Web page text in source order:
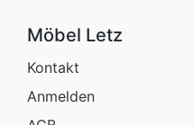
Möbel Letz
Kontakt
Anmelden